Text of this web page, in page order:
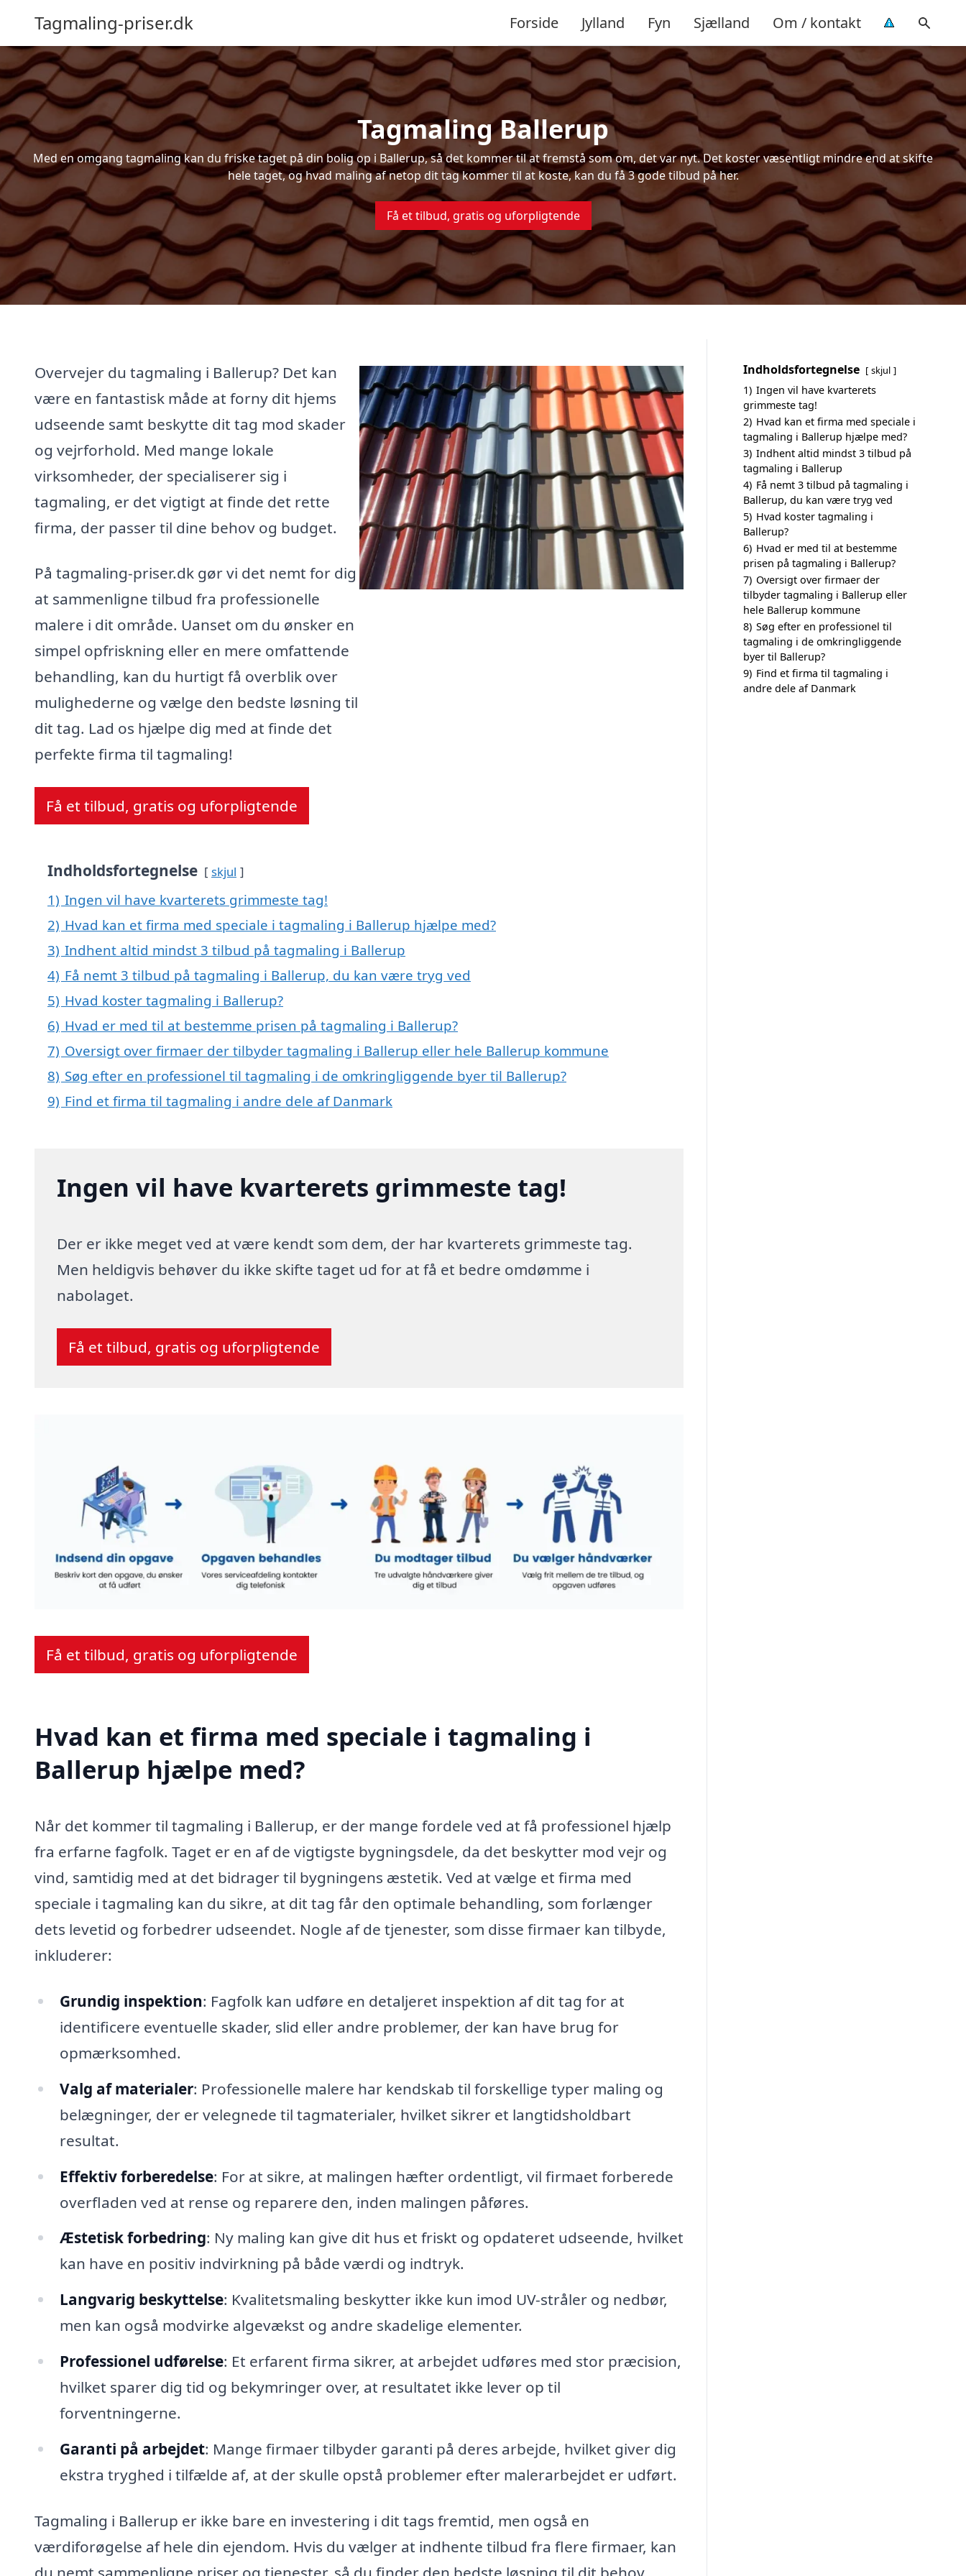
Tagmaling-priser.dk Forside Jylland Fyn Sjælland Om / kontakt
Tagmaling Ballerup
Med en omgang tagmaling kan du friske taget på din bolig op i Ballerup, så det kommer til at fremstå som om, det var nyt. Det koster væsentligt mindre end at skifte
hele taget, og hvad maling af netop dit tag kommer til at koste, kan du få 3 gode tilbud på her.
Få et tilbud, gratis og uforpligtende
Overvejer du tagmaling i Ballerup? Det kan
være en fantastisk måde at forny dit hjems
udseende samt beskytte dit tag mod skader
og vejrforhold. Med mange lokale
virksomheder, der specialiserer sig i
tagmaling, er det vigtigt at finde det rette
firma, der passer til dine behov og budget.
På tagmaling-priser.dk gør vi det nemt for dig
at sammenligne tilbud fra professionelle
malere i dit område. Uanset om du ønsker en
simpel opfriskning eller en mere omfattende
behandling, kan du hurtigt få overblik over
mulighederne og vælge den bedste løsning til
dit tag. Lad os hjælpe dig med at finde det
perfekte firma til tagmaling!
Få et tilbud, gratis og uforpligtende
Indholdsfortegnelse skjul
1) Ingen vil have kvarterets grimmeste tag!
2) Hvad kan et firma med speciale i tagmaling i Ballerup hjælpe med?
3) Indhent altid mindst 3 tilbud på tagmaling i Ballerup
4) Få nemt 3 tilbud på tagmaling i Ballerup, du kan være tryg ved
5) Hvad koster tagmaling i Ballerup?
6) Hvad er med til at bestemme prisen på tagmaling i Ballerup?
7) Oversigt over firmaer der tilbyder tagmaling i Ballerup eller hele Ballerup kommune
8) Søg efter en professionel til tagmaling i de omkringliggende byer til Ballerup?
9) Find et firma til tagmaling i andre dele af Danmark
Ingen vil have kvarterets grimmeste tag!
Der er ikke meget ved at være kendt som dem, der har kvarterets grimmeste tag.
Men heldigvis behøver du ikke skifte taget ud for at få et bedre omdømme i
nabolaget.
Få et tilbud, gratis og uforpligtende
Få et tilbud, gratis og uforpligtende
Hvad kan et firma med speciale i tagmaling i
Ballerup hjælpe med?
Når det kommer til tagmaling i Ballerup, er der mange fordele ved at få professionel hjælp
fra erfarne fagfolk. Taget er en af de vigtigste bygningsdele, da det beskytter mod vejr og
vind, samtidig med at det bidrager til bygningens æstetik. Ved at vælge et firma med
speciale i tagmaling kan du sikre, at dit tag får den optimale behandling, som forlænger
dets levetid og forbedrer udseendet. Nogle af de tjenester, som disse firmaer kan tilbyde,
inkluderer:
Grundig inspektion: Fagfolk kan udføre en detaljeret inspektion af dit tag for at
identificere eventuelle skader, slid eller andre problemer, der kan have brug for
opmærksomhed.
Valg af materialer: Professionelle malere har kendskab til forskellige typer maling og
belægninger, der er velegnede til tagmaterialer, hvilket sikrer et langtidsholdbart
resultat.
Effektiv forberedelse: For at sikre, at malingen hæfter ordentligt, vil firmaet forberede
overfladen ved at rense og reparere den, inden malingen påføres.
Æstetisk forbedring: Ny maling kan give dit hus et friskt og opdateret udseende, hvilket
kan have en positiv indvirkning på både værdi og indtryk.
Langvarig beskyttelse: Kvalitetsmaling beskytter ikke kun imod UV-stråler og nedbør,
men kan også modvirke algevækst og andre skadelige elementer.
Professionel udførelse: Et erfarent firma sikrer, at arbejdet udføres med stor præcision,
hvilket sparer dig tid og bekymringer over, at resultatet ikke lever op til
forventningerne.
Garanti på arbejdet: Mange firmaer tilbyder garanti på deres arbejde, hvilket giver dig
ekstra tryghed i tilfælde af, at der skulle opstå problemer efter malerarbejdet er udført.
Tagmaling i Ballerup er ikke bare en investering i dit tags fremtid, men også en
værdiforøgelse af hele din ejendom. Hvis du vælger at indhente tilbud fra flere firmaer, kan
Indholdsfortegnelse skjul
1) Ingen vil have kvarterets
grimmeste tag!
2) Hvad kan et firma med speciale i
tagmaling i Ballerup hjælpe med?
3) Indhent altid mindst 3 tilbud på
tagmaling i Ballerup
4) Få nemt 3 tilbud på tagmaling i
Ballerup, du kan være tryg ved
5) Hvad koster tagmaling i
Ballerup?
6) Hvad er med til at bestemme
prisen på tagmaling i Ballerup?
7) Oversigt over firmaer der
tilbyder tagmaling i Ballerup eller
hele Ballerup kommune
8) Søg efter en professionel til
tagmaling i de omkringliggende
byer til Ballerup?
9) Find et firma til tagmaling i
andre dele af Danmark